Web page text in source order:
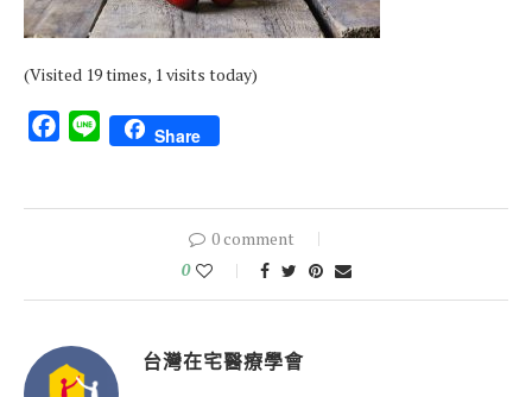
(Visited 19 times, 1 visits today)
Facebook
Line Share
0 comment
0
台灣在宅醫療學會